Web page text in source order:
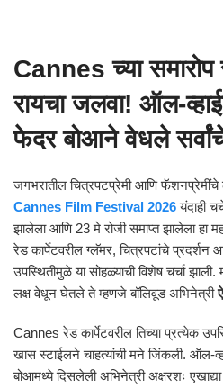
Cannes च्या समारोप
रायचा जलवा! ऑल-
फेदर बोआने वेधले
जगभरातील चित्रपटप्रेमी आणि फॅशनप्रेमींचे
Cannes Film Festival 2026यंदाही
झालेला आणि 23 मे रोजी समाप्त झालेला हा
रेड कार्पेटवरील ग्लॅमर, चित्रपटांचे प्रदर्शन
उपस्थितीमुळे या सोहळ्याची विशेष चर्चा झाली.
लक्ष वेधून घेतले ते म्हणजे बॉलिवूड अभिनेत्री
Cannes रेड कार्पेटवरील तिच्या प्रत्येक
खास स्टाईलने चाहत्यांची मने जिंकली. ऑल-
बोआमध्ये दिसलेली अभिनेत्री अक्षरशः